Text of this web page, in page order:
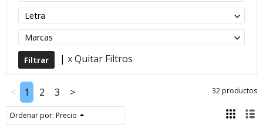
Letra
Marcas
| x Quitar Filtros
< 1 2 3 > 32 productos
Ordenar por: Precio